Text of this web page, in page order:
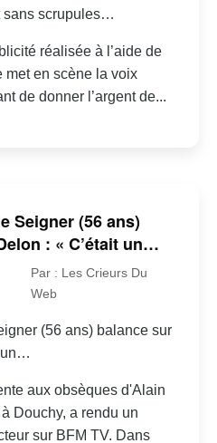
sans scrupules…
réalisée à l’aide de
met en scène la voix
de donner l’argent de...
Seigner (56 ans)
: « C’était un…
Par : Les Crieurs Du
Web
(56 ans) balance sur
un…
aux obsèques d'Alain
Douchy, a rendu un
sur BFM TV. Dans